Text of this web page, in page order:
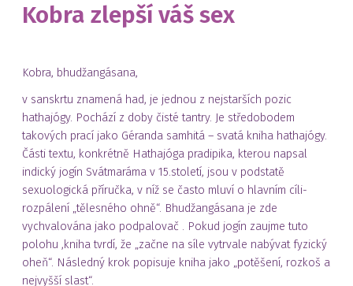
Kobra zlepší váš sex
Kobra, bhudžangásana,
v sanskrtu znamená had, je jednou z nejstarších pozic
hathajógy. Pochází z doby čisté tantry. Je středobodem
takových prací jako Géranda samhitá – svatá kniha hathajógy.
Části textu, konkrétně Hathajóga pradipika, kterou napsal
indický jogín Svátmaráma v 15.století, jsou v podstatě
sexuologická příručka, v níž se často mluví o hlavním cíli-
rozpálení „tělesného ohně“. Bhudžangásana je zde
vychvalována jako podpalovač . Pokud jogín zaujme tuto
polohu ,kniha tvrdí, že „začne na síle vytrvale nabývat fyzický
oheň“. Následný krok popisuje kniha jako „potěšení, rozkoš a
nejvyšší slast“.